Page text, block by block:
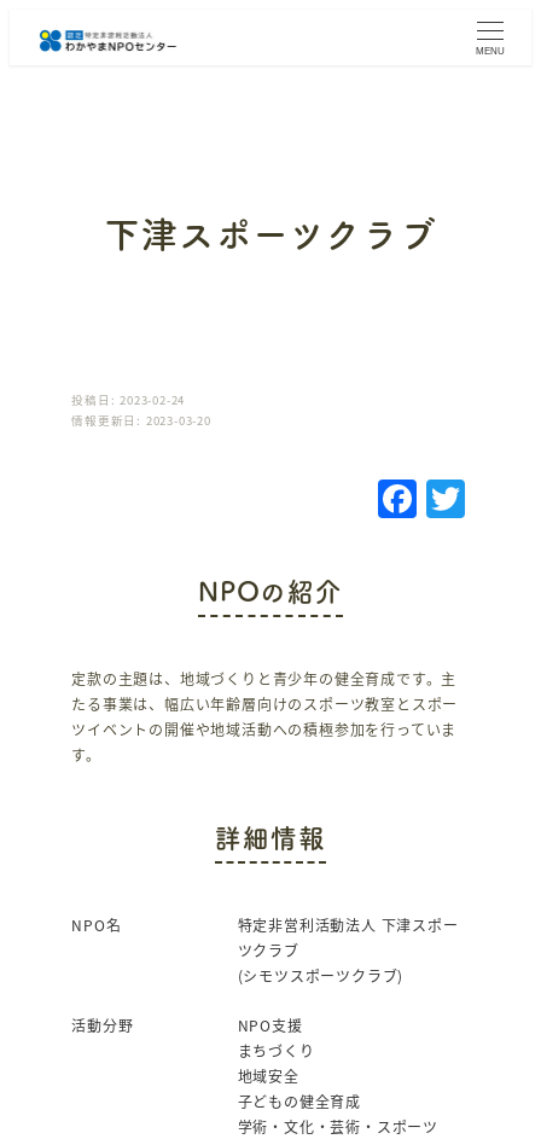
MENU
下津スポーツクラブ
投稿日: 2023-02-24
情報更新日: 2023-03-20
F
a
o
o
T
NPOの紹介
定款の主題は、地域づくりと青少年の健全育成です。主
たる事業は、幅広い年齢層向けのスポーツ教室とスポー
ツイベントの開催や地域活動への積極参加を行っていま
す。
詳細情報
NPO名
特定非営利活動法人 下津スポー
ツクラブ
(シモツスポーツクラブ)
活動分野
NPO支援
まちづくり
地域安全
子どもの健全育成
学術・文化・芸術・スポーツ